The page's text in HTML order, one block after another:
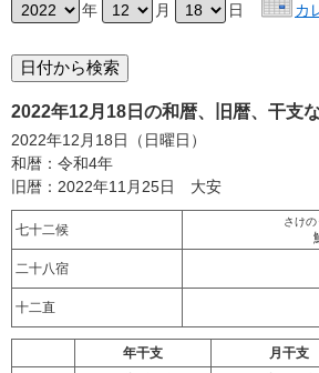
年 月 日 カ
2022年12月18日の和暦、旧暦、干支
2022年12月18日（日曜日）
和暦：令和4年
旧暦：2022年11月25日 大安
七十二候
さけ
二十八宿
十二直
年干支 月干支